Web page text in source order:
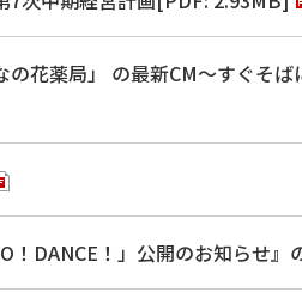
の花薬局」 の最新CM～すぐそ
！DANCE！」公開のお知らせ